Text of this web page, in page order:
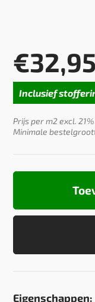
€32,95
Inclusief
Prijs per m2 excl.
Minimale
Eigenschappen: